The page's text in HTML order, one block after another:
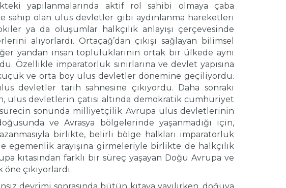
yapılanmalarında aktif rol sahibi olmaya çaba
sahip olan ulus devletler gibi aydınlanma hareketleri
ya da oluşumlar halkçılık anlayışı çerçevesinde
alıyorlardı. Ortaçağ’dan çıkışı sağlayan bilimsel
yandan insan topluluklarının ortak bir ülkede aynı
Özellikle imparatorluk sınırlarına ve devlet yapısına
ve orta boy ulus devletler dönemine geçiliyordu.
devletler tarih sahnesine çıkıyordu. Daha sonraki
ulus devletlerin çatısı altında demokratik cumhuriyet
sonunda milliyetçilik Avrupa ulus devletlerinin
ve Avrasya bölgelerinde yaşanmadığı için,
birlikte, belirli bölge halkları imparatorluk
egemenlik arayışına girmeleriyle birlikte de halkçılık
kıtasından farklı bir süreç yaşayan Doğu Avrupa ve
çıkıyorlardı.